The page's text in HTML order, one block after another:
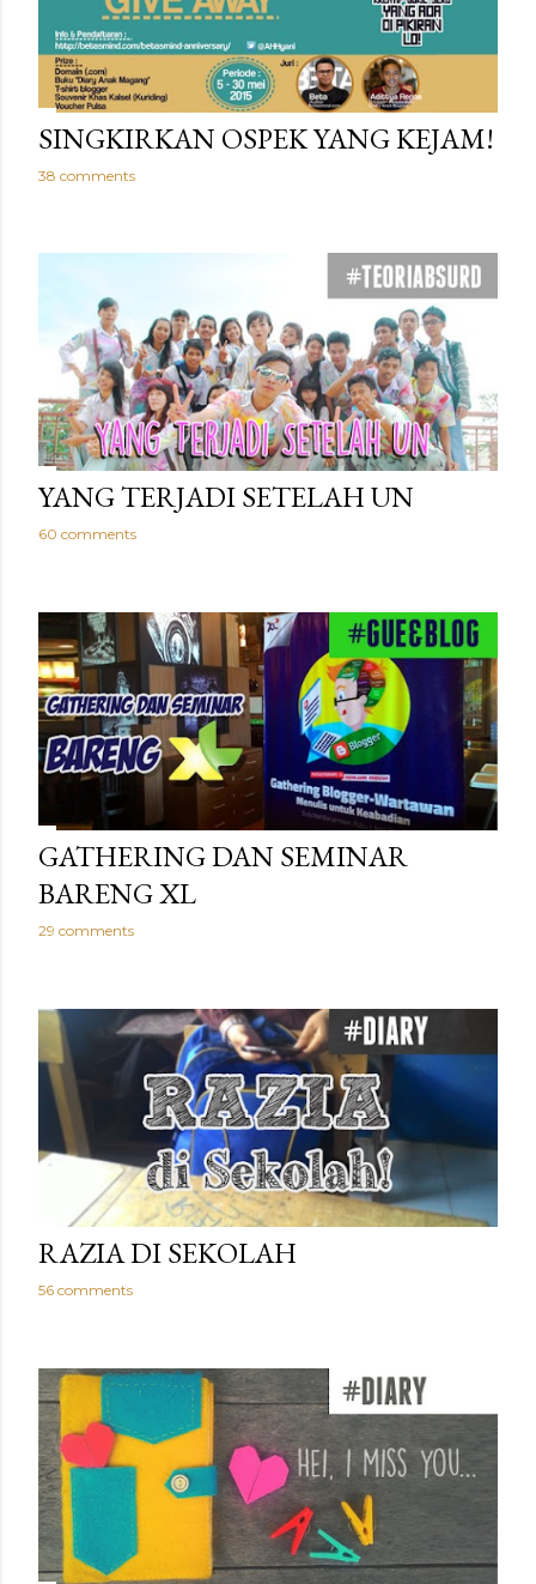
SINGKIRKAN OSPEK YANG KEJAM!
38 comments
YANG TERJADI SETELAH UN
60 comments
GATHERING DAN SEMINAR
BARENG XL
29 comments
RAZIA DI SEKOLAH
56 comments